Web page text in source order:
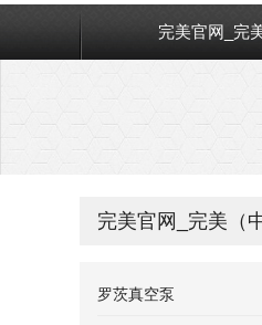
完美官网_完
完美官网_完美（
罗茨真空泵